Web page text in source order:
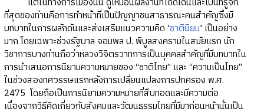
ที่สุดของท่านคือการทำหน้าที่เป็นปัญญาชนสาธารณะคนสำคัญซึ่งมี
บทบาทในการผลักดันและส่งเสริมแนวความคิด 'ชาตินิยม' เป็นอย่าง
มาก โดยเฉพาะช่วงรัฐบาล จอมพล ป. พิบูลสงครามในสมัยแรก นัก
วิชาการบางท่านถือว่าหลวงวิจิตรวาทการเป็นบุคคลสำคัญที่มีบทบาทใน
การนำเสนอการนิยามความหมายของ “ชาติไทย” และ “ความเป็นไทย”
ในช่วงสองทศวรรษแรกหลังการเปลี่ยนแปลงการปกครอง พ.ศ.
2475 โดยถือเป็นการนิยามความหมายที่สืบทอดและมีความต่อ
เนื่องจากวิธีคิดเกี่ยวกับสังคมและวัฒนธรรมไทยที่มีมาก่อนหน้านั้นเป็น